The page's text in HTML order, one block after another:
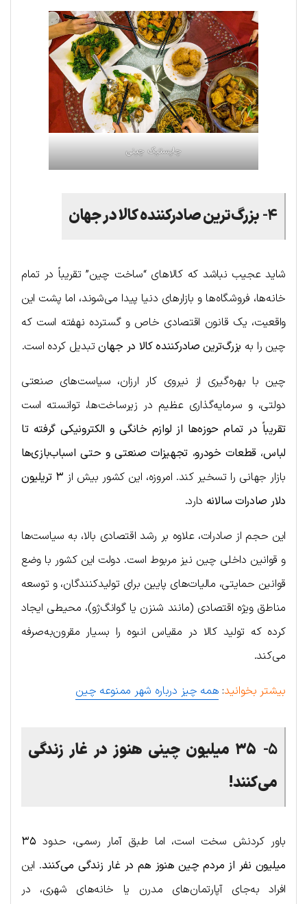
چاپستیک چینی
۴- بزرگ‌ترین صادرکننده کالا در جهان
شاید عجیب نباشد که کالاهای “ساخت چین” تقریباً در تمام
خانه‌ها، فروشگاه‌ها و بازارهای دنیا پیدا می‌شوند، اما پشت این
واقعیت، یک قانون اقتصادی خاص و گسترده نهفته است که
چین را به بزرگ‌ترین صادرکننده کالا در جهان تبدیل کرده است.
چین با بهره‌گیری از نیروی کار ارزان، سیاست‌های صنعتی
دولتی، و سرمایه‌گذاری عظیم در زیرساخت‌ها، توانسته است
تقریباً در تمام حوزه‌ها از لوازم خانگی و الکترونیکی گرفته تا
لباس، قطعات خودرو، تجهیزات صنعتی و حتی اسباب‌بازی‌ها
بازار جهانی را تسخیر کند. امروزه، این کشور بیش از
۳ تریلیون
دلار صادرات سالانه دارد.
این حجم از صادرات، علاوه بر رشد اقتصادی بالا، به سیاست‌ها
و قوانین داخلی چین نیز مربوط است. دولت این کشور با وضع
قوانین حمایتی، مالیات‌های پایین برای تولیدکنندگان، و توسعه
مناطق ویژه اقتصادی (مانند شنزن یا گوانگ‌ژو)، محیطی ایجاد
کرده که تولید کالا در مقیاس انبوه را بسیار مقرون‌به‌صرفه
می‌کند.
بیشتر بخوانید: همه چیز درباره شهر ممنوعه چین
۵-
۳۵ میلیون چینی هنوز در غار زندگی
می‌کنند!
باور کردنش سخت است، اما طبق آمار رسمی، حدود ۳۵
میلیون نفر از مردم چین هنوز هم در غار زندگی می‌کنند. این
افراد به‌جای آپارتمان‌های مدرن یا خانه‌های شهری، در